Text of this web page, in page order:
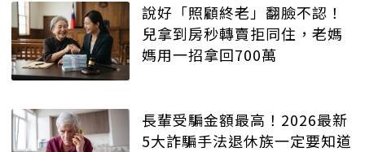
說好「照顧終老」翻臉不認！
兒拿到房秒轉賣拒同住，老媽
媽用一招拿回700萬
長輩受騙金額最高！2026最新
5大詐騙手法退休族一定要知道